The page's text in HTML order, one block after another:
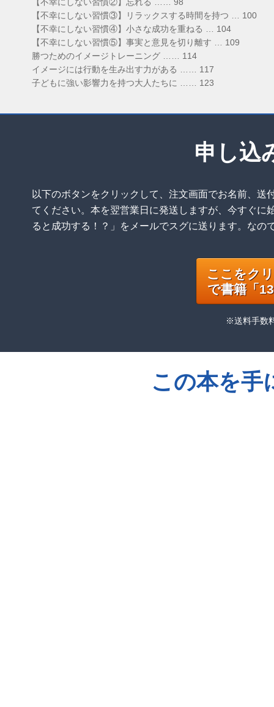
申し込
以下のボタンをクリックして、注文画面でお名前、
てください。本を翌営業日に発送しますが、今すぐ
ると成功する！？」をメールでスグに送ります。なの
【不幸にしない習慣③】リラックスする時間を持つ … 100
【不幸にしない習慣④】小さな成功を重ねる … 104
【不幸にしない習慣⑤】事実と意見を切り離す … 109
勝つためのイメージトレーニング …… 114
イメージには行動を生み出す力がある …… 117
子どもに強い影響力を持つ大人たちに …… 123
※送料手数
ここをク
で書籍「
この本を手